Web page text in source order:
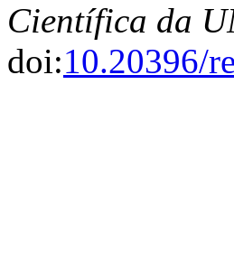
Científica da
doi:10.20396/